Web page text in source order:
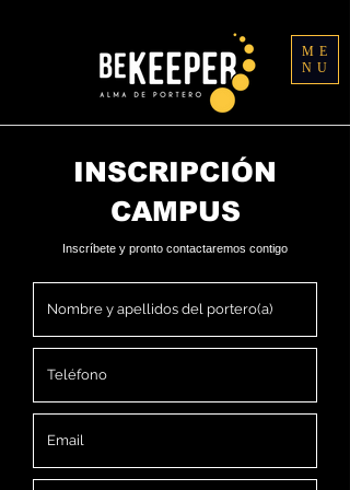
ME
NU
INSCRIPCIÓN
CAMPUS
Inscríbete y pronto contactaremos contigo